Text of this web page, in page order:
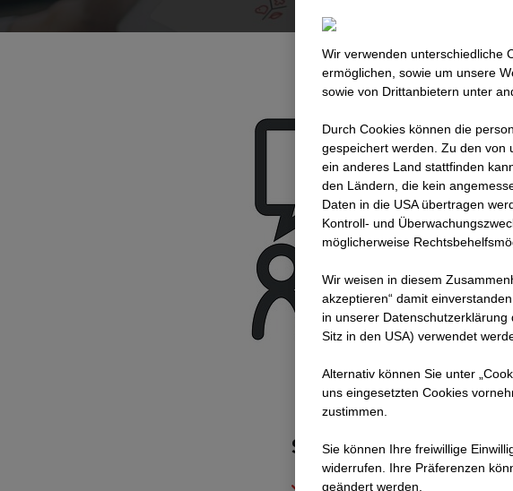
Sådan gør vi:
Fastlægger et bindende
Wir verwenden unterschiedliche
ermöglichen, sowie um unsere
sowie von Drittanbietern unter
Durch Cookies können die
gespeichert werden. Zu den von
ein anderes Land stattfinden
den Ländern, die kein
Daten in die USA übertragen
Kontroll- und
möglicherweise
Wir weisen in diesem
akzeptieren“ damit
in unserer
Sitz in den USA) verwendet
Alternativ können Sie unter
uns eingesetzten Cookies
zustimmen.
Sie können Ihre freiwillige
widerrufen. Ihre Prä­fe­renzen
geändert werden.